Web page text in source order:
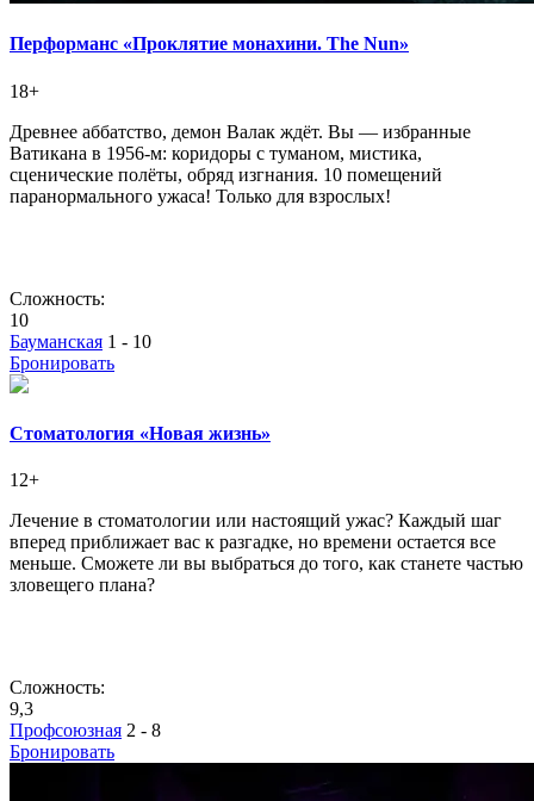
Перформанс «Проклятие монахини. The Nun»
18+
Древнее аббатство, демон Валак ждёт. Вы — избранные
Ватикана в 1956-м: коридоры с туманом, мистика,
сценические полёты, обряд изгнания. 10 помещений
паранормального ужаса! Только для взрослых!
Сложность:
10
Бауманская 1 - 10
Бронировать
Стоматология «Новая жизнь»
12+
Лечение в стоматологии или настоящий ужас? Каждый шаг
вперед приближает вас к разгадке, но времени остается все
меньше. Сможете ли вы выбраться до того, как станете частью
зловещего плана?
Сложность:
9,3
Профсоюзная 2 - 8
Бронировать